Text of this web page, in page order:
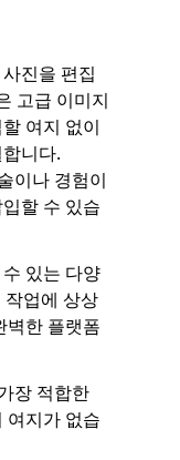
진을 편집
고급 이미지
여지 없이
니다.
이나 경험이
할 수 있습
있는 다양
작업에 상상
벽한 플랫폼
장 적합한
여지가 없습